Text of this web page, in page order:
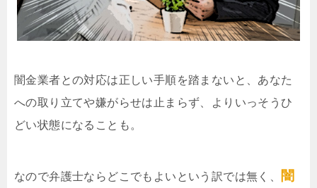
闇金業者との対応は正しい手順を踏まないと、あなた
への取り立てや嫌がらせは止まらず、よりいっそうひ
どい状態になることも。
なので弁護士ならどこでもよいという訳では無く、
闇